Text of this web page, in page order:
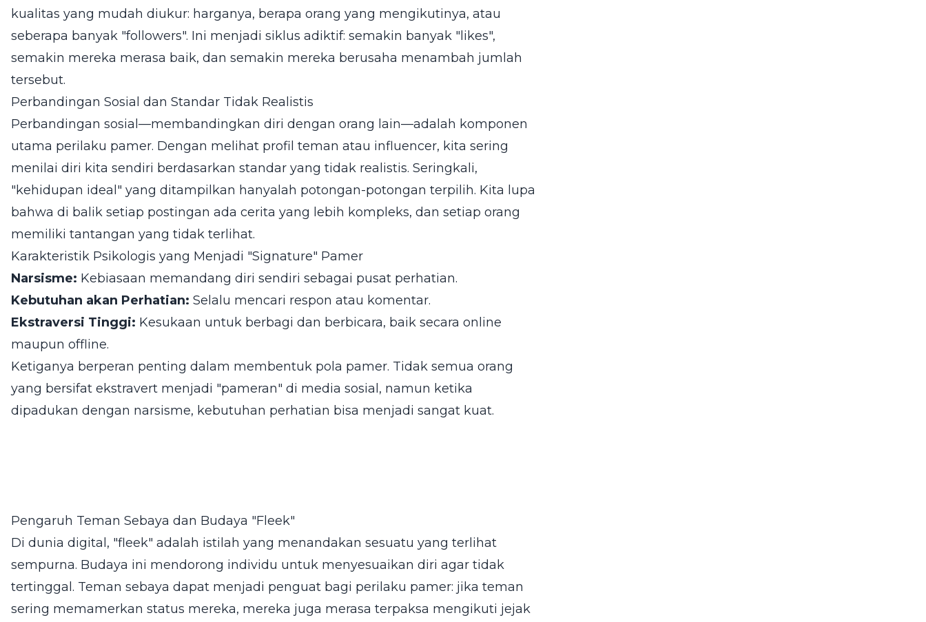
kualitas yang mudah diukur: harganya, berapa orang yang mengikutinya, atau
seberapa banyak "followers". Ini menjadi siklus adiktif: semakin banyak "likes",
semakin mereka merasa baik, dan semakin mereka berusaha menambah jumlah
tersebut.
Perbandingan Sosial dan Standar Tidak Realistis
Perbandingan sosial—membandingkan diri dengan orang lain—adalah komponen
utama perilaku pamer. Dengan melihat profil teman atau influencer, kita sering
menilai diri kita sendiri berdasarkan standar yang tidak realistis. Seringkali,
"kehidupan ideal" yang ditampilkan hanyalah potongan-potongan terpilih. Kita lupa
bahwa di balik setiap postingan ada cerita yang lebih kompleks, dan setiap orang
memiliki tantangan yang tidak terlihat.
Karakteristik Psikologis yang Menjadi "Signature" Pamer
Narsisme: Kebiasaan memandang diri sendiri sebagai pusat perhatian.
Kebutuhan akan Perhatian: Selalu mencari respon atau komentar.
Ekstraversi Tinggi: Kesukaan untuk berbagi dan berbicara, baik secara online
maupun offline.
Ketiganya berperan penting dalam membentuk pola pamer. Tidak semua orang
yang bersifat ekstravert menjadi "pameran" di media sosial, namun ketika
dipadukan dengan narsisme, kebutuhan perhatian bisa menjadi sangat kuat.
Pengaruh Teman Sebaya dan Budaya "Fleek"
Di dunia digital, "fleek" adalah istilah yang menandakan sesuatu yang terlihat
sempurna. Budaya ini mendorong individu untuk menyesuaikan diri agar tidak
tertinggal. Teman sebaya dapat menjadi penguat bagi perilaku pamer: jika teman
sering memamerkan status mereka, mereka juga merasa terpaksa mengikuti jejak